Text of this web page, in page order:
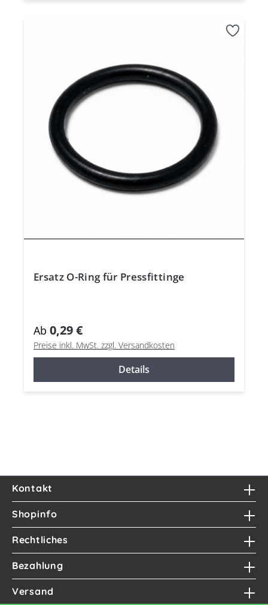
Ersatz O-Ring für Pressfittinge
Ab 0,29 €
Preise inkl. MwSt. zzgl. Versandkosten
Details
Kontakt
Shopinfo
Rechtliches
Bezahlung
Versand